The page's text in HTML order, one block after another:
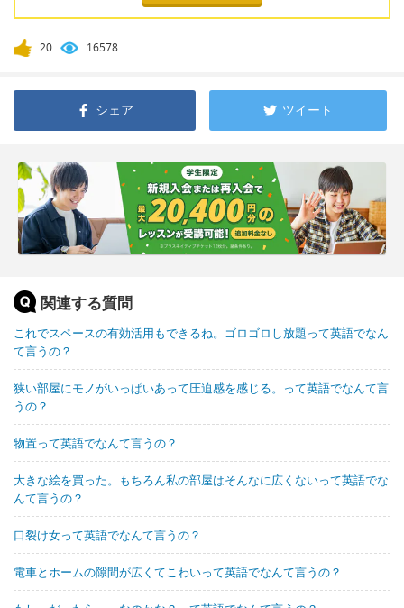
20 16578
シェア ツイート
関連する質問
これでスペースの有効活用もできるね。ゴロゴロし放題って英語でなん
て言うの？
狭い部屋にモノがいっぱいあって圧迫感を感じる。って英語でなんて言
うの？
物置って英語でなんて言うの？
大きな絵を買った。もちろん私の部屋はそんなに広くないって英語でな
んて言うの？
口裂け女って英語でなんて言うの？
電車とホームの隙間が広くてこわいって英語でなんて言うの？